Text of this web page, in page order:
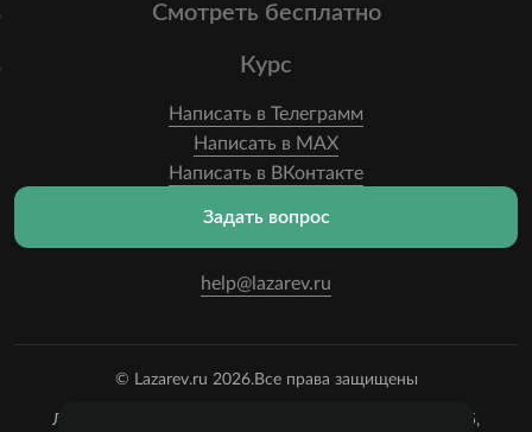
Смотреть бесплатно
Курс
Написать в Телеграмм
Написать в MAX
Написать в ВКонтакте
help@lazarev.ru
Задать вопрос
© Lazarev.ru 2026.Все права защищены
Лазарев Сергей Николаевич (ИП) ИНН: 782570100635,